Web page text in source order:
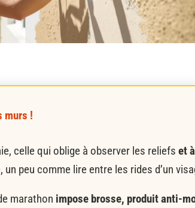
murs !
celle qui oblige à observer les reliefs et
peu comme lire entre les rides d’un
marathon impose brosse, produit anti-